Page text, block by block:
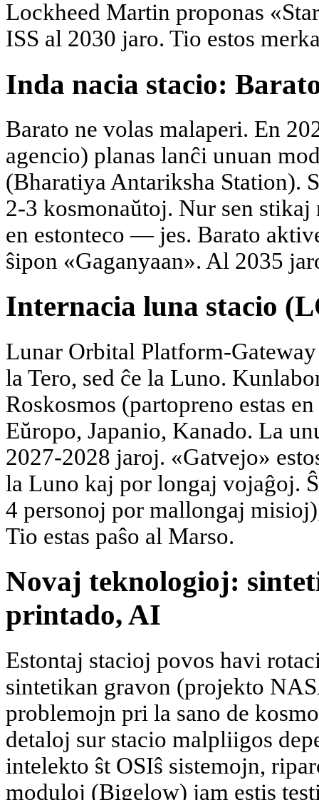
Lockheed Martin proponas
ISS al 2030 jaro. Tio estos
Inda nacia stacio:
Barato ne volas malaperi. En
agencio) planas lanĉi unuan
(Bharatiya Antariksha Station).
2-3 kosmonaŭtoj. Nur sen
en estonteco — jes. Barato
ŝipon «Gaganyaan». Al 2035
Internacia luna stacio
Lunar Orbital Platform-
la Tero, sed ĉe la Luno.
Roskosmos (partopreno estas
Eŭropo, Japanio, Kanado. La
2027-2028 jaroj. «Gatvejo»
la Luno kaj por longaj vojaĝoj.
4 personoj por mallongaj
Tio estas paŝo al Marso.
Novaj teknologioj:
printado, AI
Estontaj stacioj povos havi
sintetikan gravon (projekto
problemojn pri la sano de
detaloj sur stacio malpliigos
intelekto ŝt OSIŝ sistemojn,
moduloj (Bigelow) jam estis